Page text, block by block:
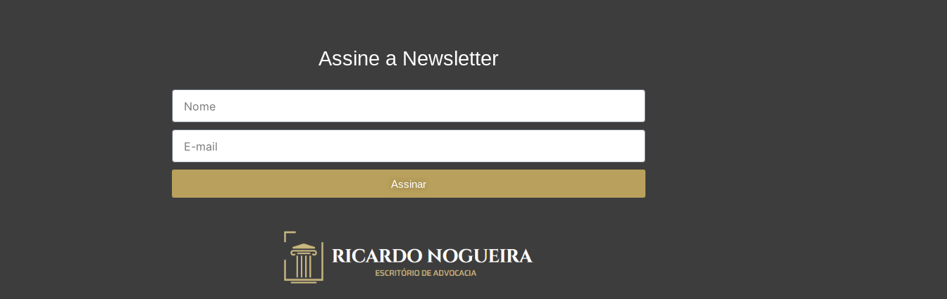
Assine a Newsletter
Assinar